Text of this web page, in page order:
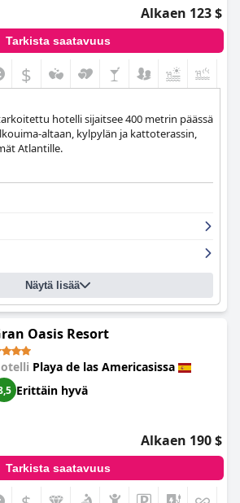
Alkaen 123 $
Tarkista saatavuus
$
hotelli sijaitsee 400 metrin päässä
altaan, kylpylän ja kattoterassin,
Atlantille.
Näytä lisää
Oasis Resort
Playa de las Americasissa
Erittäin hyvä
Alkaen 190 $
Tarkista saatavuus